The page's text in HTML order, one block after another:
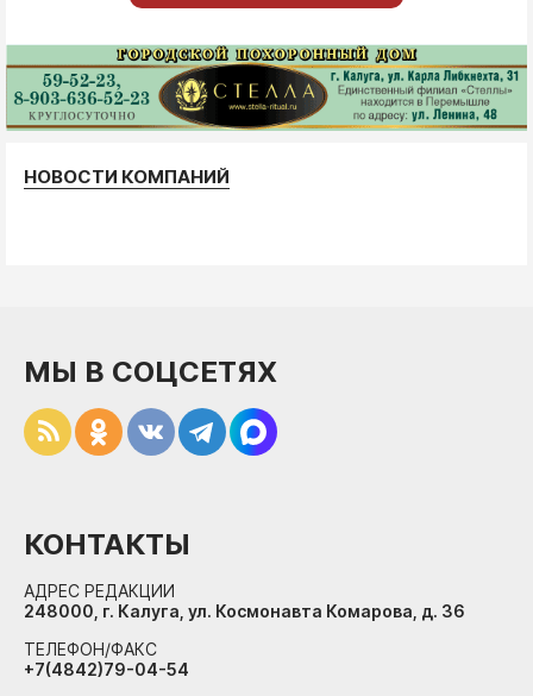
НОВОСТИ КОМПАНИЙ
МЫ В СОЦСЕТЯХ
КОНТАКТЫ
АДРЕС РЕДАКЦИИ
248000, г. Калуга, ул. Космонавта Комарова, д. 36
ТЕЛЕФОН/ФАКС
+7(4842)79-04-54